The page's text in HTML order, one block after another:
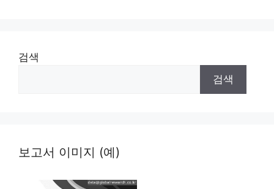
검색
검색
보고서 이미지 (예)